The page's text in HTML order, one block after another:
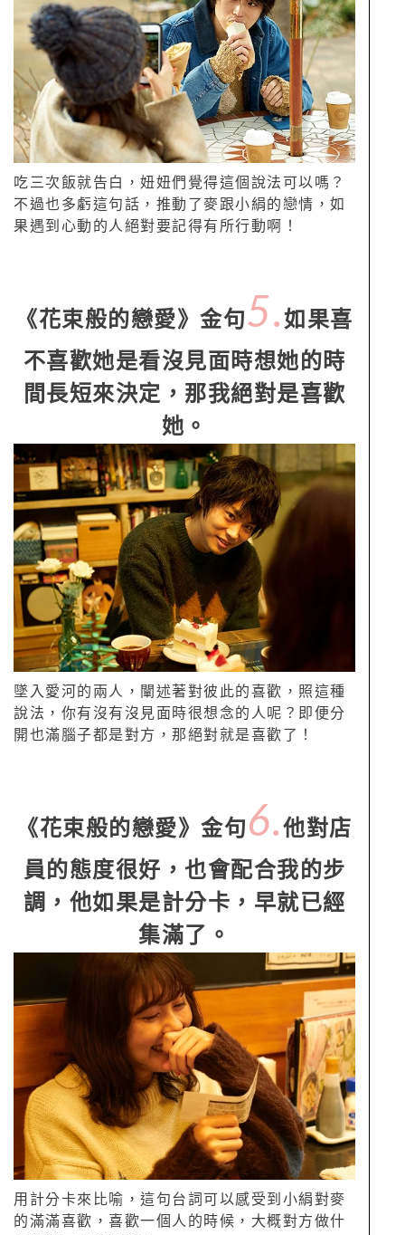
吃三次飯就告白，妞妞們覺得這個說法可以嗎？
不過也多虧這句話，推動了麥跟小絹的戀情，如
果遇到心動的人絕對要記得有所行動啊！
《花束般的戀愛》金句5.如果喜
不喜歡她是看沒見面時想她的時
間長短來決定，那我絕對是喜歡
她。
墜入愛河的兩人，闡述著對彼此的喜歡，照這種
說法，你有沒有沒見面時很想念的人呢？即便分
開也滿腦子都是對方，那絕對就是喜歡了！
《花束般的戀愛》金句 6.他對店
員的態度很好，也會配合我的步
調，他如果是計分卡，早就已經
集滿了。
用計分卡來比喻，這句台詞可以感受到小絹對麥
的滿滿喜歡，喜歡一個人的時候，大概對方做什